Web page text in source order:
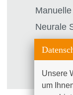
Neurale
Unsere
um